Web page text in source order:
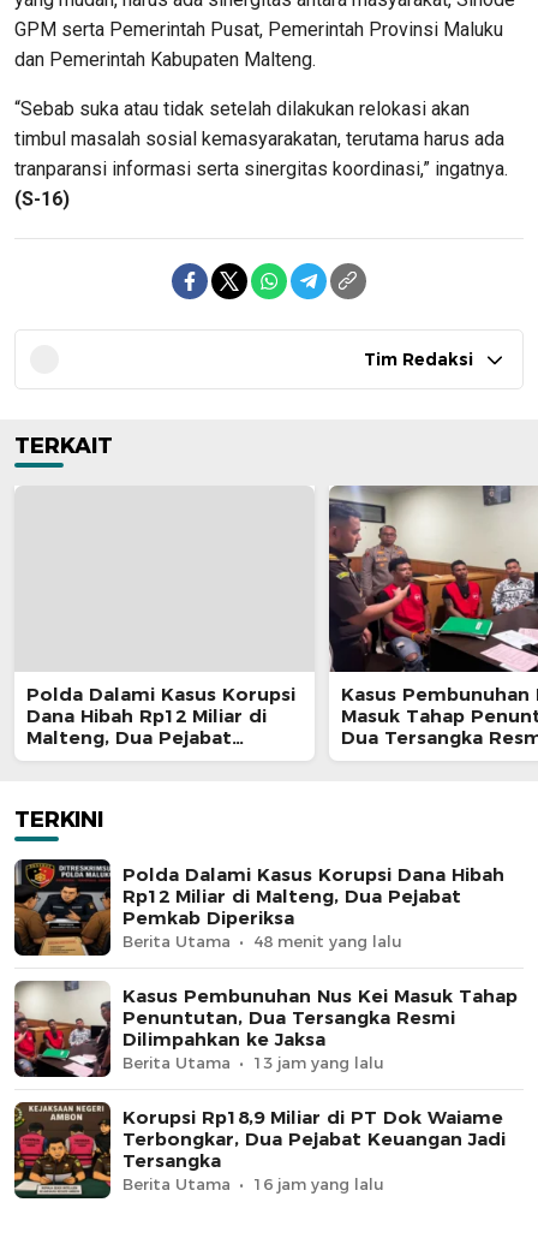
GPM serta Pemerintah Pusat, Pemerintah Provinsi Maluku
dan Pemerintah Kabupaten Malteng.
“Sebab suka atau tidak setelah dilakukan relokasi akan
timbul masalah sosial kemasyarakatan, terutama harus ada
tranparansi informasi serta sinergitas koordinasi,” ingatnya.
(S-16)
Tim Redaksi
TERKAIT
Polda Dalami Kasus Korupsi
Dana Hibah Rp12 Miliar di
Malteng, Dua Pejabat
Pemkab Diperiksa
Kasus Pembunuhan
Masuk Tahap
Dua Tersangka
Dilimpahkan ke
TERKINI
Polda Dalami Kasus Korupsi Dana Hibah
Rp12 Miliar di Malteng, Dua Pejabat
Pemkab Diperiksa
Berita Utama 48 menit yang lalu
Kasus Pembunuhan Nus Kei Masuk Tahap
Penuntutan, Dua Tersangka Resmi
Dilimpahkan ke Jaksa
Berita Utama 13 jam yang lalu
Korupsi Rp18,9 Miliar di PT Dok Waiame
Terbongkar, Dua Pejabat Keuangan Jadi
Tersangka
Berita Utama 16 jam yang lalu